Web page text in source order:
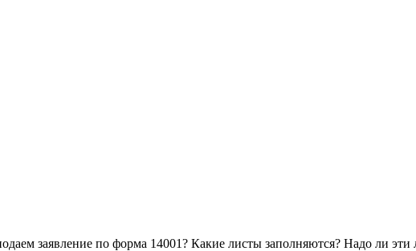
заявление по форма 14001? Какие листы заполняются? Надо ли эти